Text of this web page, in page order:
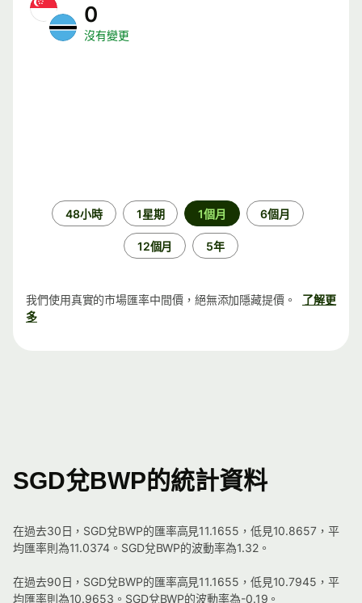
0
沒有變更
48小時 1星期 1個月 6個月
12個月 5年
我們使用真實的市場匯率中間價，絕無添加隱藏提價。
了解更
多
SGD兌BWP的統計資料
在過去30日，SGD兌BWP的匯率高見11.1655，低見10.8657，平
均匯率則為11.0374。SGD兌BWP的波動率為1.32。
在過去90日，SGD兌BWP的匯率高見11.1655，低見10.7945，平
均匯率則為10.9653。SGD兌BWP的波動率為-0.19。